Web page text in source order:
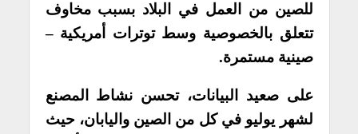
للصين من العمل في البلاد بسبب مخاوف
تتعلق بالخصوصية وسط توترات أمريكية –
صينية مستمرة.
على صعيد البيانات، تحسن نشاط المصنع
لشهر يوليو في كل من الصين واليابان، حيث